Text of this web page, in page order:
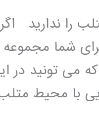
را ندارید اگر
شما مجموعه
می تونید در